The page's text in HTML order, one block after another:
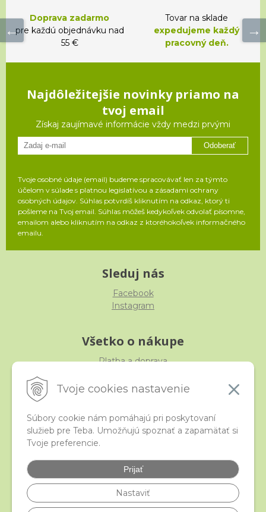
Tvoje cookies nastavenie
Súbory cookie nám pomáhajú pri poskytovaní
služieb pre Teba. Umožňujú spoznať a zapamätať si
Tvoje preferencie.
Prijať
Nastaviť
Doprava zadarmo
pre každú objednávku nad
55 €
Tovar na sklade
expedujeme každý
pracovný deň.
Najdôležitejšie novinky priamo na
tvoj email
Získaj zaujímavé informácie vždy medzi prvými
Odoberať
Tvoje osobné údaje (email) budeme spracovávať len za týmto
účelom v súlade s platnou legislatívou a zásadami ochrany
osobných údajov. Súhlas potvrdíš kliknutím na odkaz, ktorý ti
pošleme na Tvoj email. Súhlas môžeš kedykoľvek odvolať písomne,
emailom alebo kliknutím na odkaz z ktoréhokoľvek informačného
emailu.
Sleduj nás
Facebook
Instagram
Všetko o nákupe
Platba a doprava
Obchodné podmienky
iStraka
Veľkoobchod
Najčastejšie otázky
Certifikáty